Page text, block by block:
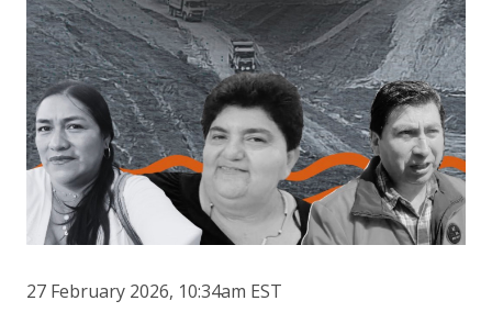
27 February 2026, 10:34am EST